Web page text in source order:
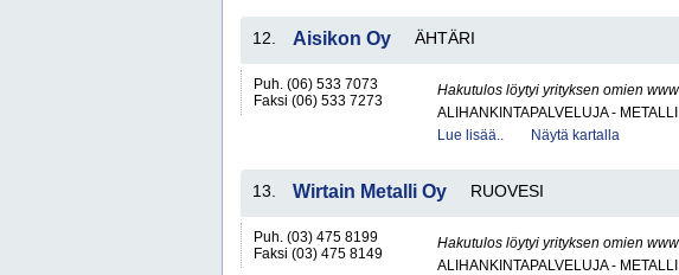
12. Aisikon Oy ÄHTÄRI
Puh. (06) 533 7073
Faksi (06) 533 7273
Hakutulos löytyi yrityksen omien
ALIHANKINTAPALVELUJA - METALLI
Lue lisää..
Näytä kartalla
13. Wirtain Metalli Oy RUOVESI
Puh. (03) 475 8199
Faksi (03) 475 8149
Hakutulos löytyi yrityksen omien
ALIHANKINTAPALVELUJA - METALLI